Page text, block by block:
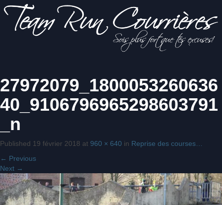
Team Run
Courrières
plus fort
que tes
excuses!
27972079_1800053260636
40_9106796965298603791
_n
Published 19 février 2018 at 960 × 640 in Reprise des courses…
← Previous
Next →